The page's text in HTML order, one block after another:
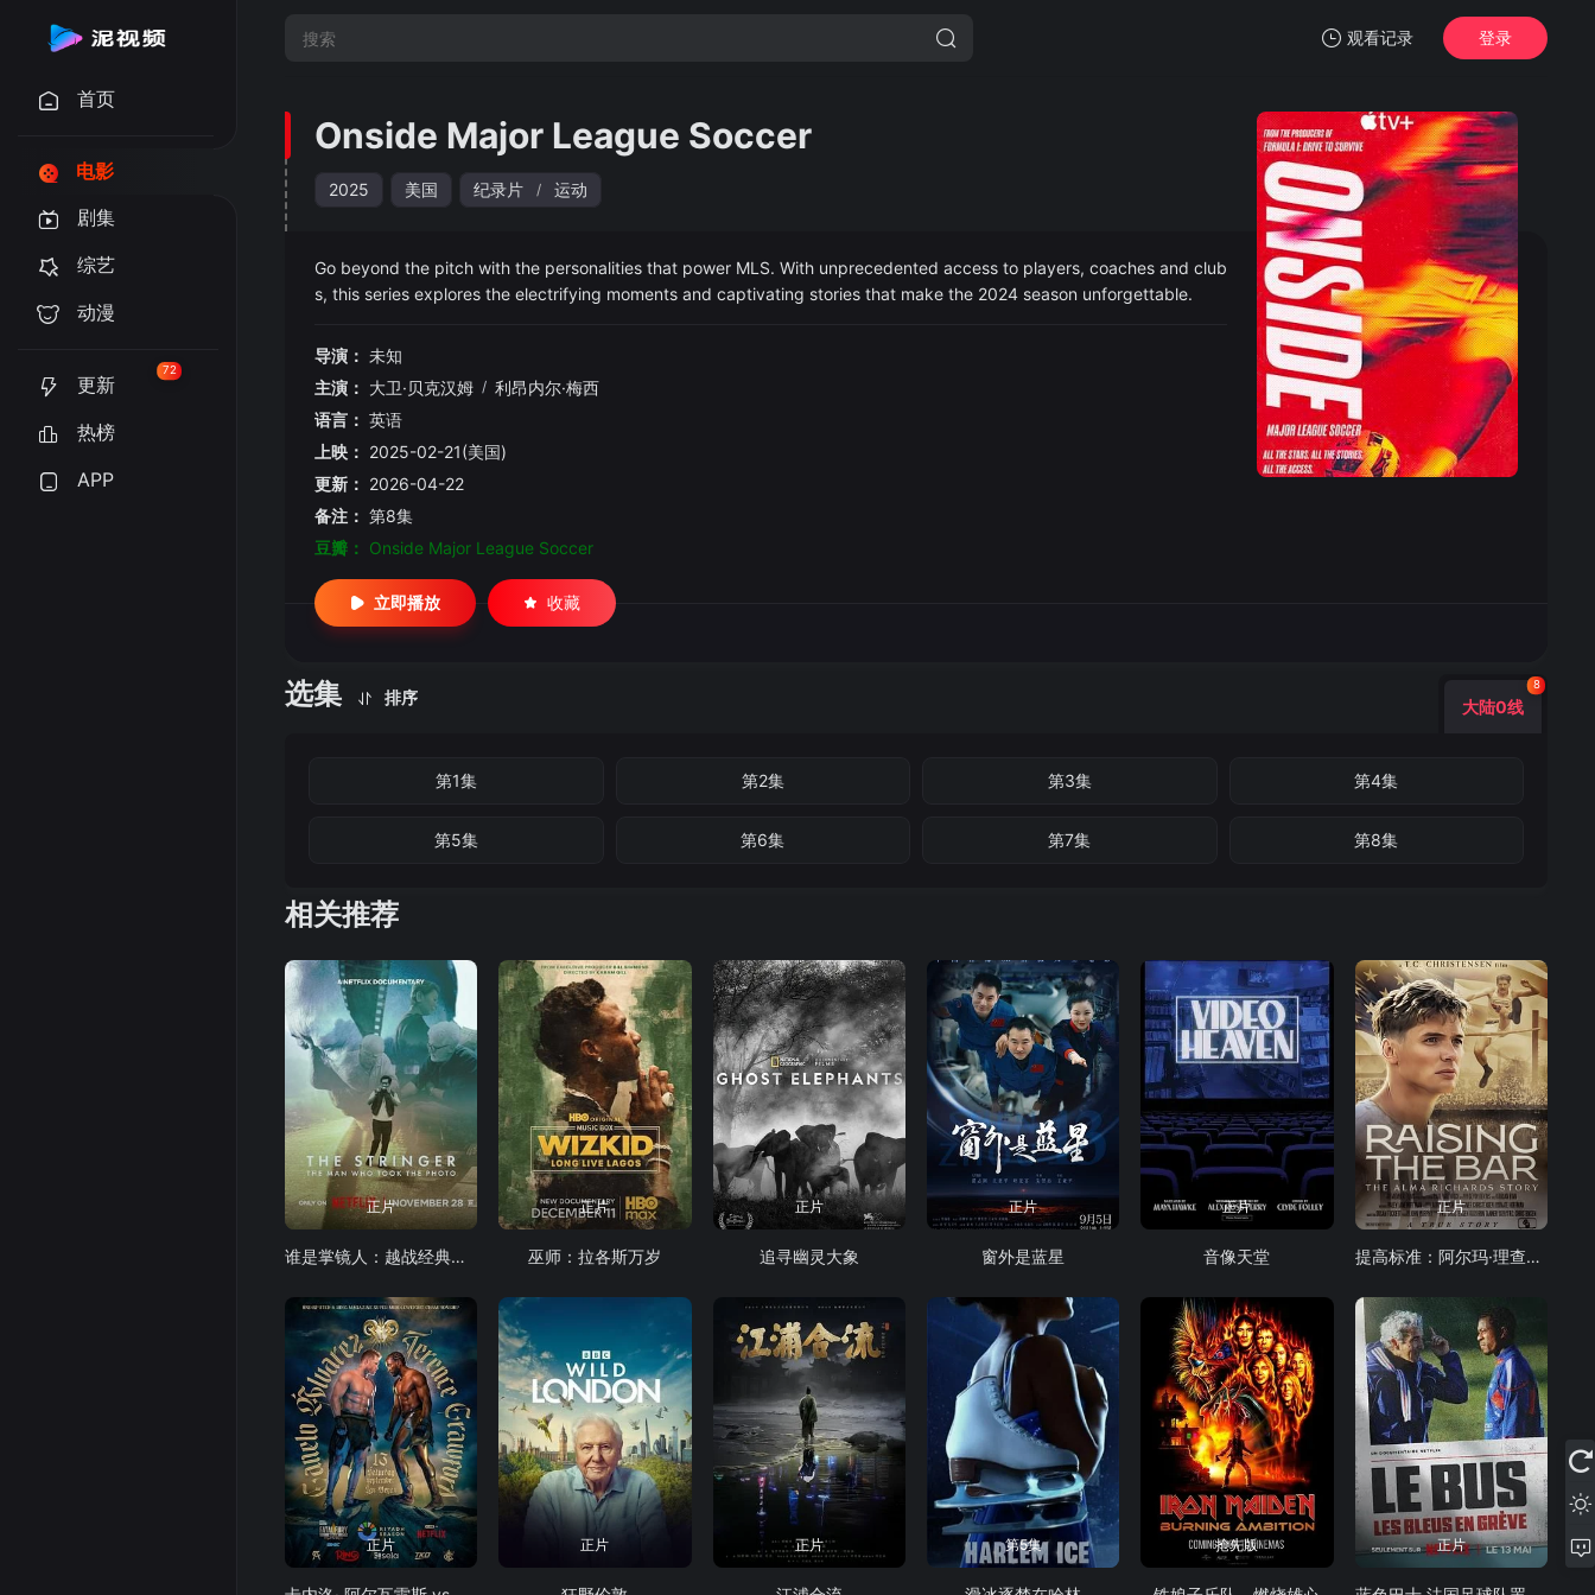
观看记录
暂无观看影片的记录
登录
首页
电影
剧集
综艺
动漫
更新
72
热榜
APP
Onside Major League Soccer
2025 美国 纪录片 / 运动
Go beyond the pitch with the personalities that power MLS. With unprecedented access to players, coaches and club
s, this series explores the electrifying moments and captivating stories that make the 2024 season unforgettable.
导演： 未知
主演： 大卫·贝克汉姆 / 利昂内尔·梅西
语言： 英语
上映： 2025-02-21(美国)
更新： 2026-04-22
备注： 第8集
豆瓣： Onside Major League Soccer
立即播放 收藏
选集 排序 大陆0线
8
第1集 第2集 第3集 第4集
第5集 第6集 第7集 第8集
相关推荐
正片
谁是掌镜人：越战经典照片之谜
正片
巫师：拉各斯万岁
正片
追寻幽灵大象
正片
窗外是蓝星
正片
音像天堂
正片
提高标准：阿尔玛·理查兹的故事
正片 正片 正片 第5集 抢先版 正片